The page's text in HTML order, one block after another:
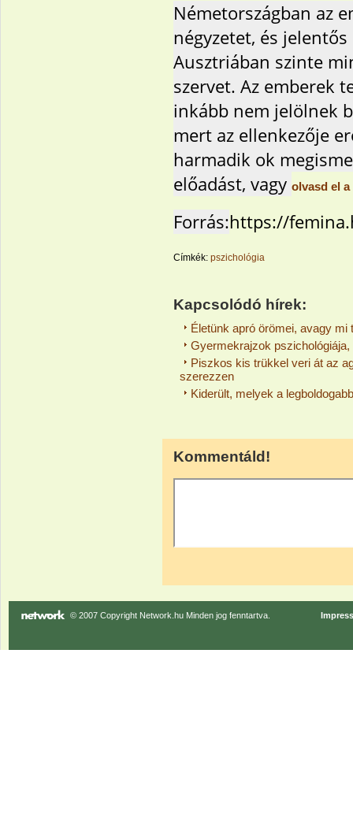
Németországban az
négyzetet, és
Ausztriában szinte
szervet. Az emberek
inkább nem jelölnek
mert az ellenkezője
harmadik ok
előadást, vagy olvasd el
Forrás:https://
Címkék: pszichológia
Kapcsolódó hírek:
Életünk apró örömei, avagy
Gyermekrajzok
Piszkos kis trükkel veri át az
szerezzen
Kiderült, melyek a
Kommentáld!
© 2007 Copyright Network.hu Minden jog fenntartva.